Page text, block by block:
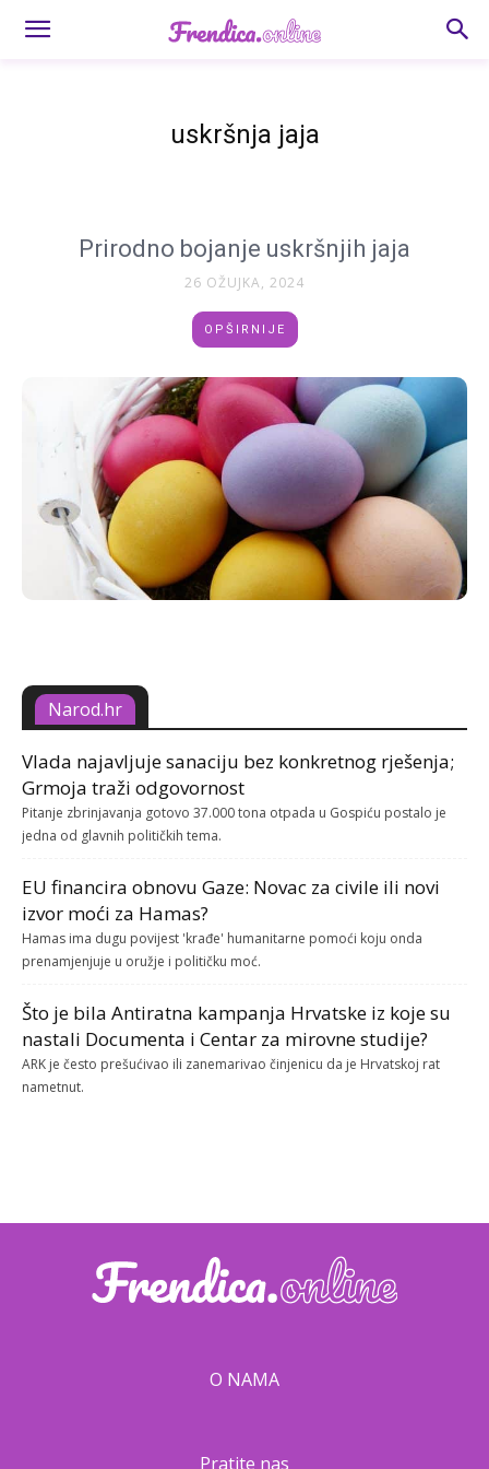
uskršnja jaja
Prirodno bojanje uskršnjih jaja
26 OŽUJKA, 2024
OPŠIRNIJE
Narod.hr
Vlada najavljuje sanaciju bez konkretnog rješenja;
Grmoja traži odgovornost
Pitanje zbrinjavanja gotovo 37.000 tona otpada u Gospiću postalo je
jedna od glavnih političkih tema.
EU financira obnovu Gaze: Novac za civile ili novi
izvor moći za Hamas?
Hamas ima dugu povijest 'krađe' humanitarne pomoći koju onda
prenamjenjuje u oružje i političku moć.
Što je bila Antiratna kampanja Hrvatske iz koje su
nastali Documenta i Centar za mirovne studije?
ARK je često prešućivao ili zanemarivao činjenicu da je Hrvatskoj rat
nametnut.
O NAMA
Pratite nas